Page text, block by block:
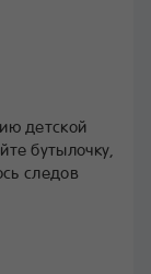
детской
бутылочку,
следов